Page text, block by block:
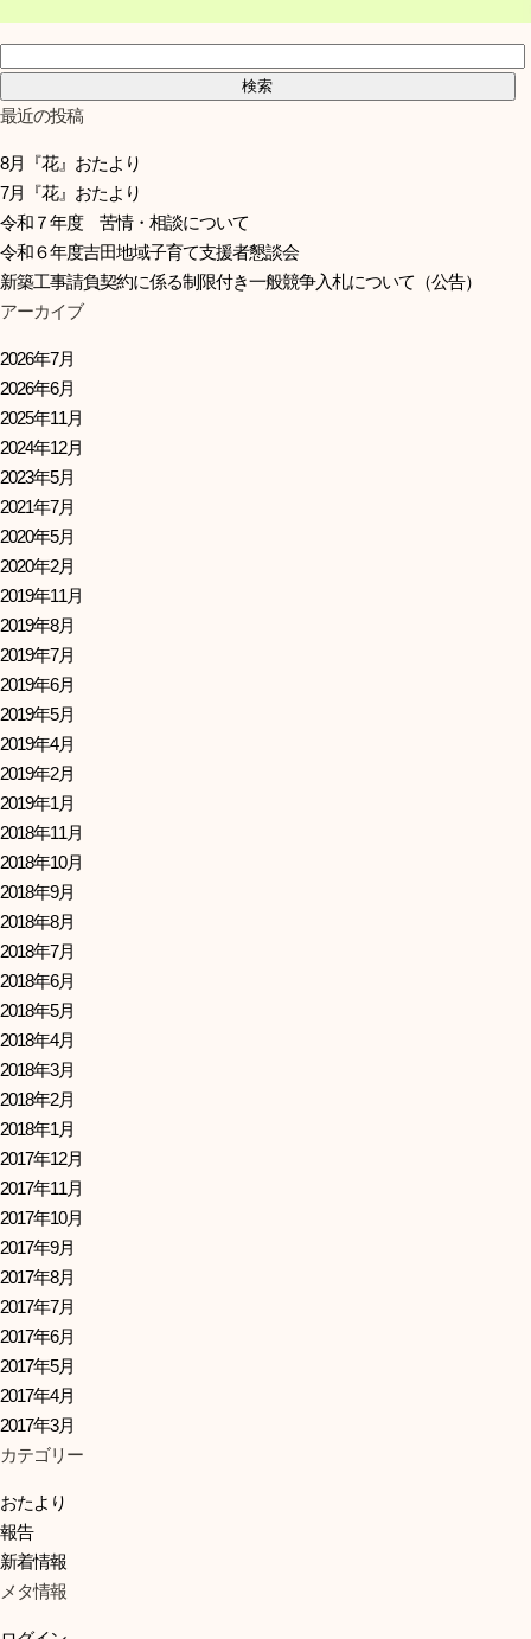
最近の投稿
8月『花』おたより
7月『花』おたより
令和７年度 苦情・相談について
令和６年度吉田地域子育て支援者懇談会
新築工事請負契約に係る制限付き一般競争入札について（公告）
アーカイブ
2026年7月
2026年6月
2025年11月
2024年12月
2023年5月
2021年7月
2020年5月
2020年2月
2019年11月
2019年8月
2019年7月
2019年6月
2019年5月
2019年4月
2019年2月
2019年1月
2018年11月
2018年10月
2018年9月
2018年8月
2018年7月
2018年6月
2018年5月
2018年4月
2018年3月
2018年2月
2018年1月
2017年12月
2017年11月
2017年10月
2017年9月
2017年8月
2017年7月
2017年6月
2017年5月
2017年4月
2017年3月
カテゴリー
おたより
報告
新着情報
メタ情報